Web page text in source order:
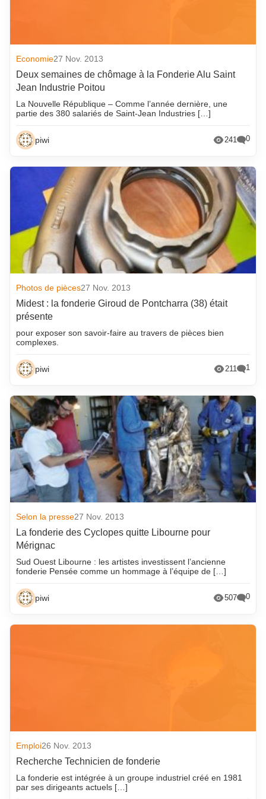
Economie27 Nov. 2013
Deux semaines de chômage à la Fonderie Alu Saint
Jean Industrie Poitou
La Nouvelle République – Comme l’année dernière, une
partie des 380 salariés de Saint-Jean Industries […]
piwi 241 0
Photos de pièces27 Nov. 2013
Midest : la fonderie Giroud de Pontcharra (38) était
présente
pour exposer son savoir-faire au travers de pièces bien
complexes.
piwi 211 1
Selon la presse27 Nov. 2013
La fonderie des Cyclopes quitte Libourne pour
Mérignac
Sud Ouest Libourne : les artistes investissent l’ancienne
fonderie Pensée comme un hommage à l’équipe de […]
piwi 507 0
Emploi26 Nov. 2013
Recherche Technicien de fonderie
La fonderie est intégrée à un groupe industriel créé en 1981
par ses dirigeants actuels […]